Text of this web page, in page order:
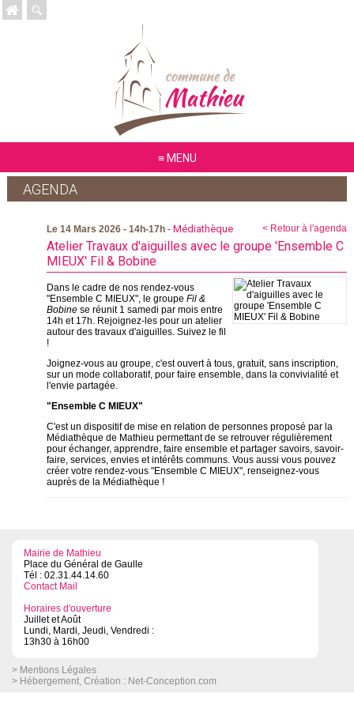
MENU
AGENDA
< Retour à l'agenda
Le 14 Mars 2026 - 14h-17h- Médiathèque
Atelier Travaux d'aiguilles avec le groupe 'Ensemble C
MIEUX' Fil & Bobine
Dans le cadre de nos rendez-vous
"Ensemble C MIEUX", le groupe Fil &
Bobine se réunit 1 samedi par mois entre
14h et 17h. Rejoignez-les pour un atelier
autour des travaux d'aiguilles. Suivez le fil
!
Joignez-vous au groupe, c'est ouvert à tous, gratuit, sans inscription,
sur un mode collaboratif, pour faire ensemble, dans la convivialité et
l'envie partagée.
"Ensemble C MIEUX"
C'est un dispositif de mise en relation de personnes proposé par la
Médiathèque de Mathieu permettant de se retrouver régulièrement
pour échanger, apprendre, faire ensemble et partager savoirs, savoir-
faire, services, envies et intérêts communs. Vous aussi vous pouvez
créer votre rendez-vous "Ensemble C MIEUX", renseignez-vous
auprès de la Médiathèque !
Mairie de Mathieu
Place du Général de Gaulle
Tél : 02.31.44.14.60
Contact Mail
Horaires d'ouverture
Juillet et Août
Lundi, Mardi, Jeudi, Vendredi :
13h30 à 16h00
> Mentions Légales
> Hébergement, Création : Net-Conception.com